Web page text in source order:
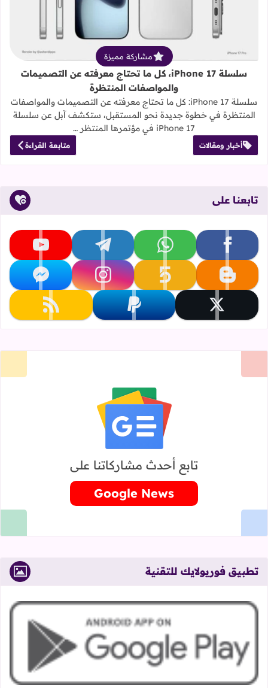
مشاركة مميزة
سلسلة iPhone 17، كل ما تحتاج معرفته عن التصميمات
والمواصفات المنتظرة
سلسلة iPhone 17: كل ما تحتاج معرفته عن التصميمات والمواصفات
المنتظرة في خطوة جديدة نحو المستقبل، ستكشف آبل عن سلسلة
iPhone 17 في مؤتمرها المنتظر …
أخبار ومقالات متابعة القراءة
تابعنا على
تابعنا على facebook تابعنا على whatsapp تابعنا على telegram تابعنا على youtube
تابعنا على blogger تابعنا على khamsat تابعنا على instagram تابعنا على messenger
تابعنا على x تابعنا على paypal تابعنا على rss
تابع أحدث مشاركاتنا على
Google News
تطبيق فوريولايك للتقنية